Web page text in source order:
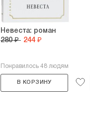
Невеста: роман
280 ₽ 244 ₽
Понравилось 48 людям
В КОРЗИНУ